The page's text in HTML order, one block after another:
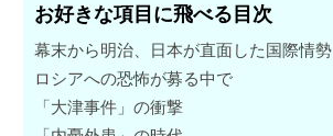
お好きな項目に飛べる目次
幕末から明治、日本が直面した国際情勢
ロシアへの恐怖が募る中で
「大津事件」の衝撃